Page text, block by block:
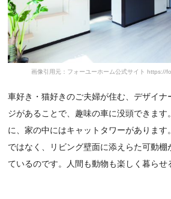
画像引用元：フォーユーホーム公式サイト https://
車好き・猫好きのご夫婦が住む、デザイナ
ジがあることで、趣味の車に没頭できます
に、家の中にはキャットタワーがあります
ではなく、リビング壁面に添えらた可動棚
ているのです。人間も動物も楽しく暮らせ